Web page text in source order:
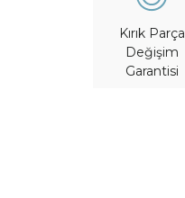
Kırık Parça
Değişim
Garantisi